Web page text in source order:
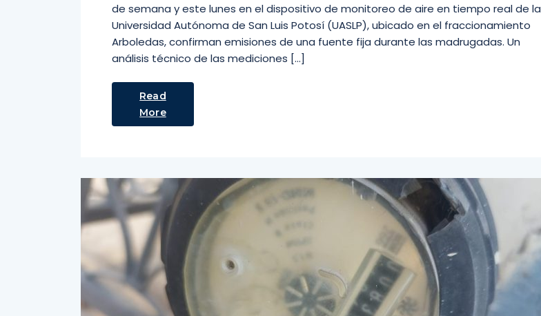
de semana y este lunes en el dispositivo de monitoreo de aire en tiempo real de la
Universidad Autónoma de San Luis Potosí (UASLP), ubicado en el fraccionamiento
Arboledas, confirman emisiones de una fuente fija durante las madrugadas. Un
análisis técnico de las mediciones […]
Read
More